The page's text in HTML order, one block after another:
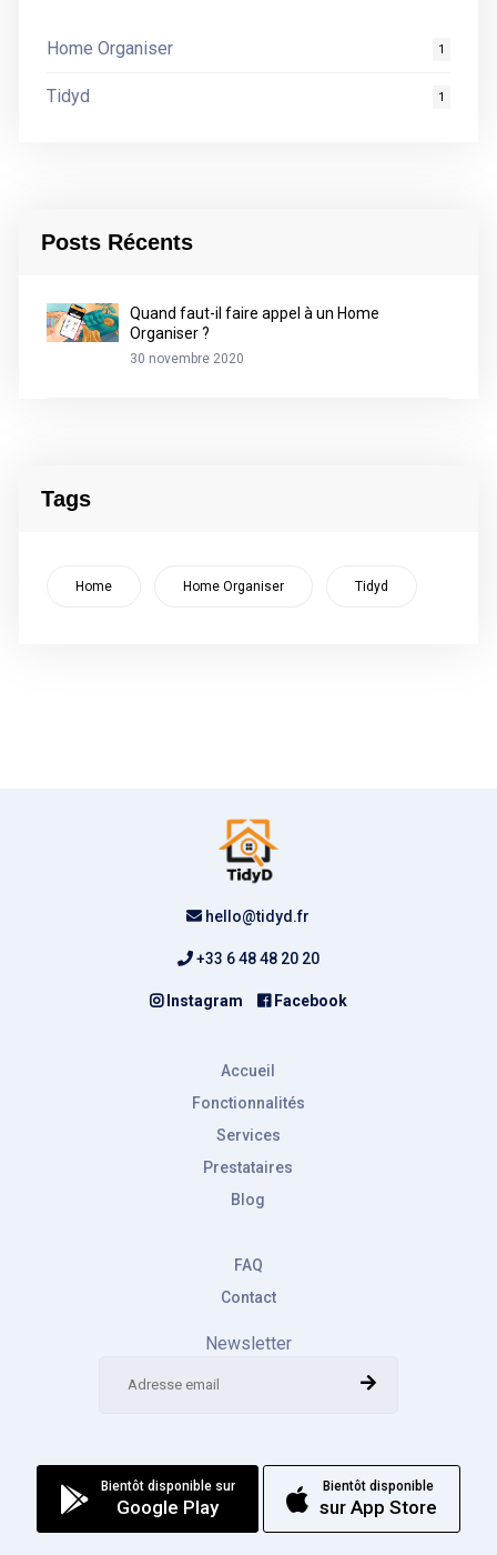
Home Organiser 1
Tidyd 1
Posts Récents
Quand faut-il faire appel à un Home
Organiser ?
30 novembre 2020
Tags
Home Home Organiser Tidyd
hello@tidyd.fr
+33 6 48 48 20 20
Instagram Facebook
Accueil
Fonctionnalités
Services
Prestataires
Blog
FAQ
Contact
Newsletter
Bientôt disponible sur
Google Play
Bientôt disponible
sur App Store